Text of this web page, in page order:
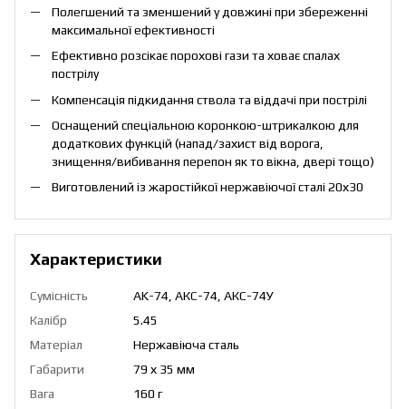
Полегшений та зменшений у довжині при збереженні
максимальної ефективності
Ефективно розсікає порохові гази та ховає спалах
пострілу
Компенсація підкидання ствола та віддачі при пострілі
Оснащений спеціальною коронкою-штрикалкою для
додаткових функцій (напад/захист від ворога,
знищення/вибивання перепон як то вікна, двері тощо)
Виготовлений із жаростійкої нержавіючої сталі 20х30
Характеристики
Сумісність
AK-74, АКС-74, АКС-74У
Калібр
5.45
Матеріал
Нержавіюча сталь
Габарити
79 х 35 мм
Вага
160 г